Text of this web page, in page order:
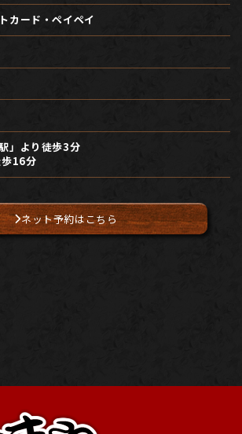
カード・ペイペイ
」より徒歩3分
16分
ネット予約はこちら